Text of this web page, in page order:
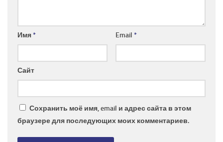
Имя* Email *
Сайт
Сохранить моё имя, email и адрес сайта в этом
браузере для последующих моих комментариев.